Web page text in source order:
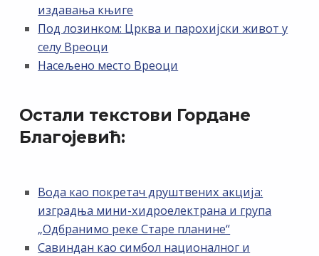
издавања књиге
Под лозинком: Црква и парохијски живот у
селу Вреоци
Насељено место Вреоци
Остали текстови Гордане
Благојевић:
Вода као покретач друштвених акција:
изградња мини-хидроелектрана и група
„Одбранимо реке Старе планине“
Савиндан као симбол националног и